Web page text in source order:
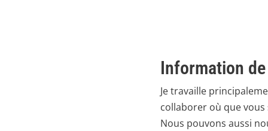
Information
Je travaille
collaborer où que vous
Nous pouvons aussi